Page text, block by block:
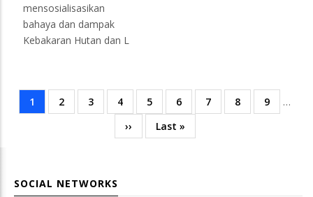
mensosialisasikan
bahaya dan dampak
Kebakaran Hutan dan L
Pagination
Current
page
1 Page
2 Page
3 Page
4 Page
5 Page
6 Page
7 Page
8 Page
9
…
Next
page
››
Last
page
Last »
SOCIAL NETWORKS